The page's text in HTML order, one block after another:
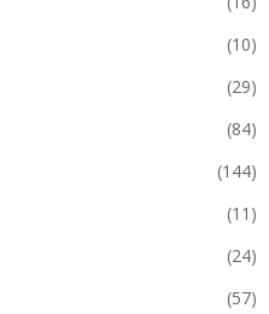
(10)
(29)
(84)
(144)
(11)
(24)
(57)